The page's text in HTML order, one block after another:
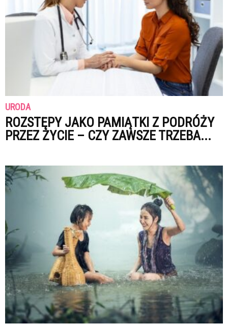
URODA
ROZSTĘPY JAKO PAMIĄTKI Z PODRÓŻY
PRZEZ ŻYCIE – CZY ZAWSZE TRZEBA...